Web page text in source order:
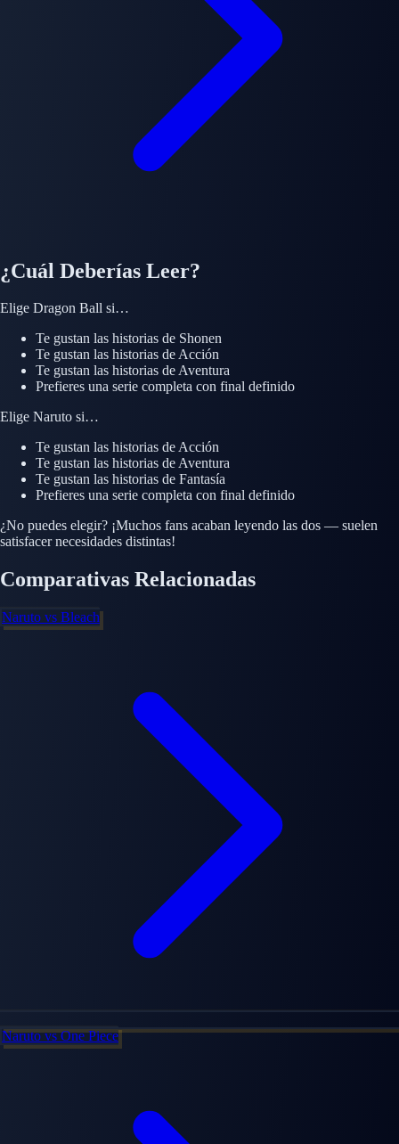
¿Cuál Deberías Leer?
Elige Dragon Ball si…
Te gustan las historias de Shonen
Te gustan las historias deAcción
Te gustan las historias deAventura
Prefieres una serie completa con final definido
Elige Naruto si…
Te gustan las historias deAcción
Te gustan las historias deAventura
Te gustan las historias de Fantasía
Prefieres una serie completa con final definido
¿No puedes elegir? ¡Muchos fans acaban leyendo las dos — suelen
satisfacer necesidades distintas!
Comparativas Relacionadas
Naruto vs Bleach
NarutovsOne Piece